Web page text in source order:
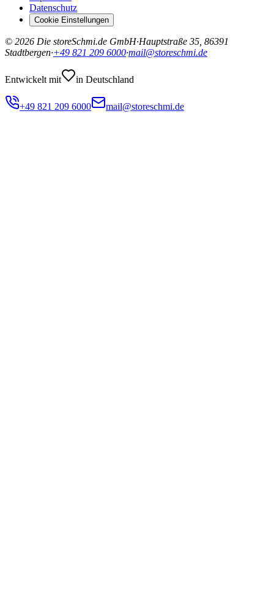
Datenschutz
Cookie Einstellungen
© 2026 Die storeSchmi.de GmbH·Hauptstraße 35, 86391
Stadtbergen·+49 821 209 6000·mail@storeschmi.de
Entwickelt mit in Deutschland
+49 821 209 6000 mail@storeschmi.de